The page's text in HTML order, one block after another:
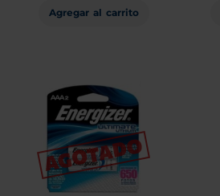
Agregar al carrito